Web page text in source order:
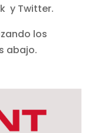
y Twitter.
los
abajo.